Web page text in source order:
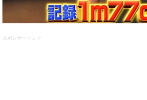
スポンサーリンク